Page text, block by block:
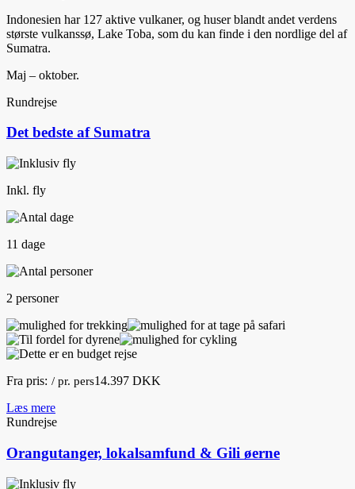
Indonesien har 127 aktive vulkaner, og huser blandt andet verdens
største vulkanssø, Lake Toba, som du kan finde i den nordlige del af
Sumatra.
Maj – oktober.
Rundrejse
Det bedste af Sumatra
Inkl. fly
11 dage
2 personer
Fra pris: / pr. pers14.397 DKK
Læs mere
Rundrejse
Orangutanger, lokalsamfund & Gili øerne